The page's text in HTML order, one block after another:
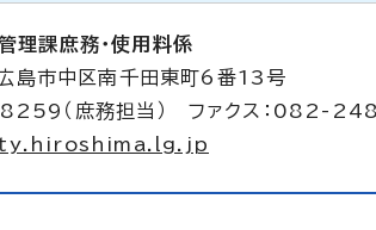
管理課庶務・使用料係
市中区南千田東町6番13号
（庶務担当） ファクス：082-